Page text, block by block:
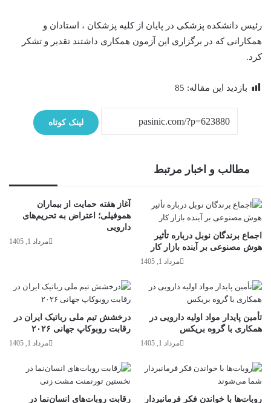
رئیس دانشکده پزشکی در پایان از کلیه پزشکان ، استادان و
همکارانی که در برگزاری این آزمون همکاری داشتند تقدیر و تشکر
کرد.
بازدید این مقاله: 85
لینک کوتاه
مطالب و اخبار مرتبط
آغاز هفته حمایت از بیماران
هموفیلی؛ اعتراض به تحریم‌های
دارویی
مرداد 1, 1405
اجماع برندگان نوبل درباره تأثیر
هوش مصنوعی بر آینده بازار کار
مرداد 1, 1405
درخشش تیم ملی رباتیک ایران در
رقابت روبوکاپ جهانی ۲۰۲۶
مرداد 1, 1405
تأمین پایدار مواد اولیه دارویی در
همکاری با گروه بریکس
مرداد 1, 1405
رقابت روبات‌های انسان‌نما در روبات‌ها با خواندن فکر فرمانبردار